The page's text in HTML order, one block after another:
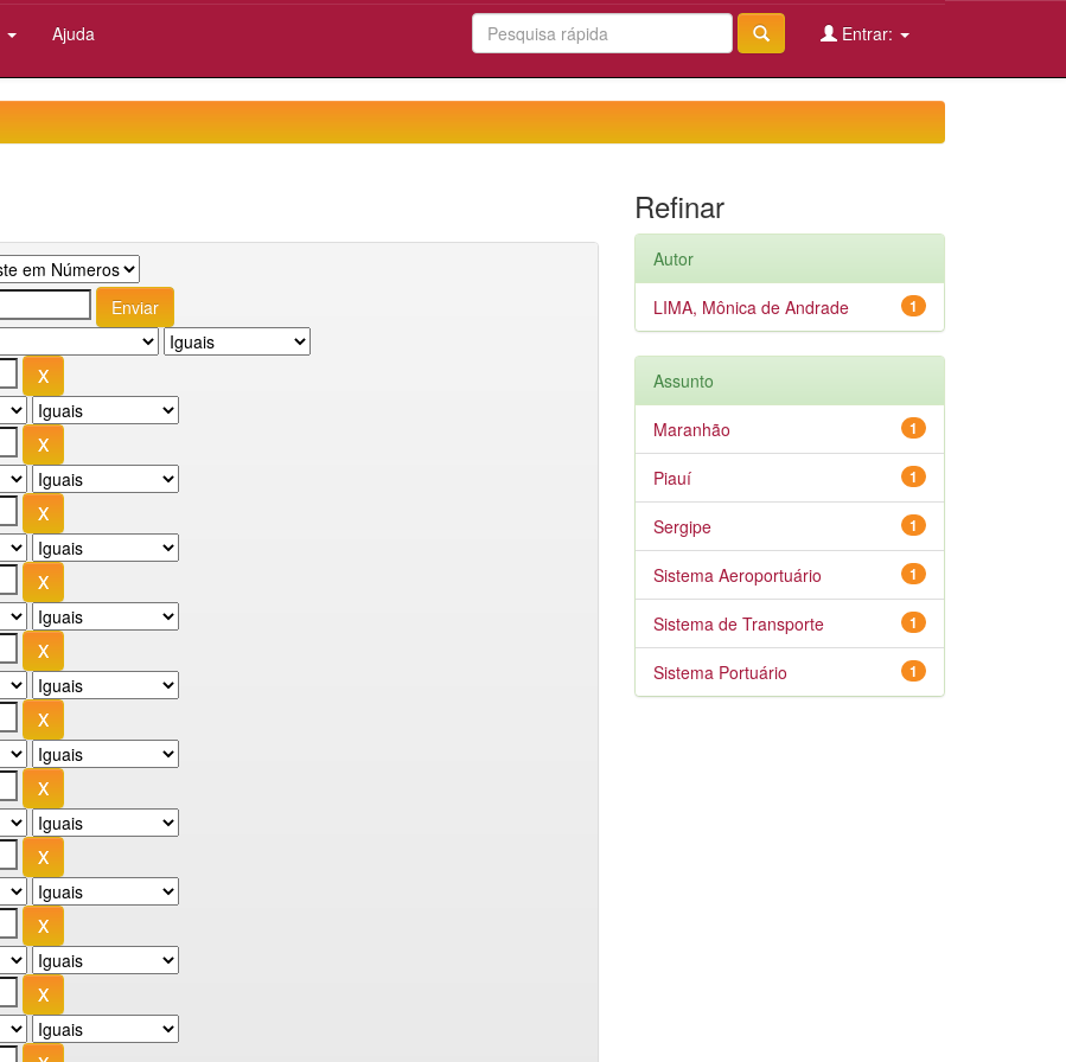
Ajuda Entrar:
Refinar
Autor
1
LIMA, Mônica de Andrade
Assunto
1
Maranhão
1
Piauí
1
Sergipe
1
Sistema Aeroportuário
1
Sistema de Transporte
1
Sistema Portuário